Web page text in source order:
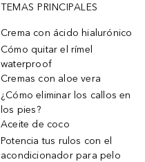
TEMAS PRINCIPALES
Crema con ácido hialurónico
Cómo quitar el rímel
waterproof
Cremas con aloe vera
¿Cómo eliminar los callos en
los pies?
Aceite de coco
Potencia tus rulos con el
acondicionador para pelo